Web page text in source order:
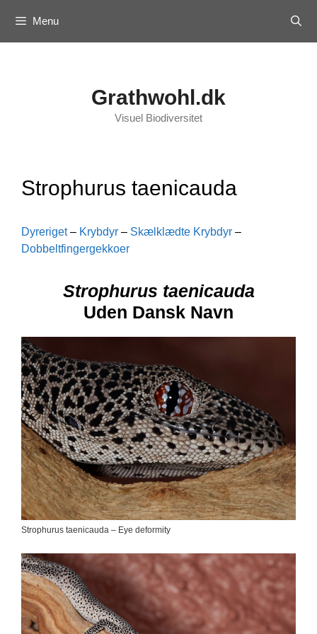
content
Menu
Grathwohl.dk
Visuel Biodiversitet
Strophurus taenicauda
Dyreriget– Krybdyr – Skælklædte Krybdyr –
Dobbeltfingergekkoer
Strophurus taenicauda
Uden Dansk Navn
Strophurus taenicauda – Eye deformity